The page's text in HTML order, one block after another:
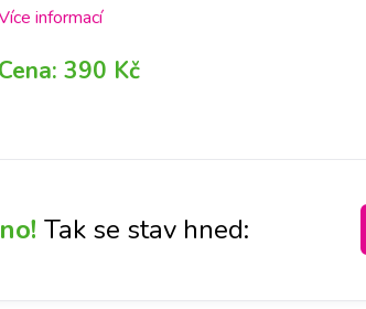
zálohu dat v telefonu. Vzhledem
informací
Cena: 390 Kč
Tak se stav hned: